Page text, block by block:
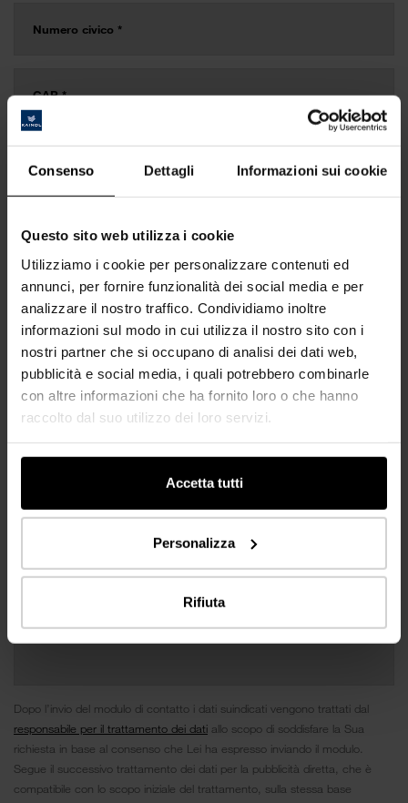
Consenso Dettagli Informazioni sui cookie
Questo sito web utilizza i cookie
Utilizziamo i cookie per personalizzare contenuti ed
annunci, per fornire funzionalità dei social media e per
analizzare il nostro traffico. Condividiamo inoltre
informazioni sul modo in cui utilizza il nostro sito con i
nostri partner che si occupano di analisi dei dati web,
pubblicità e social media, i quali potrebbero combinarle
con altre informazioni che ha fornito loro o che hanno
raccolto dal suo utilizzo dei loro servizi.
Accetta tutti
Personalizza
Rifiuta
Dopo l’invio del modulo di contatto i dati suindicati vengono trattati dal
responsabile per il trattamento dei dati allo scopo di soddisfare la Sua
richiesta in base al consenso che Lei ha espresso inviando il modulo.
Segue il successivo trattamento dei dati per la pubblicità diretta, che è
compatibile con lo scopo iniziale del trattamento, sulla stessa base